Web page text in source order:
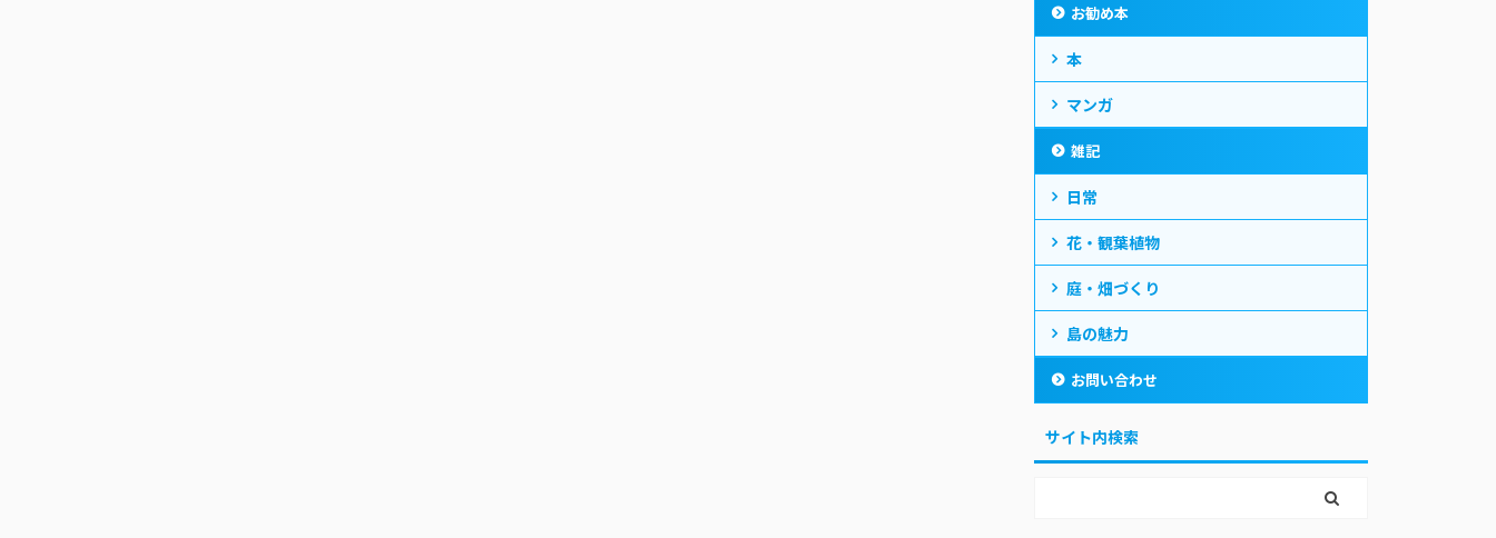
お勧め本
本
マンガ
雑記
日常
花・観葉植物
庭・畑づくり
島の魅力
お問い合わせ
サイト内検索